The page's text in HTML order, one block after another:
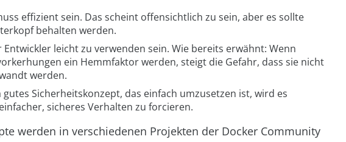
effizient sein. Das scheint offensichtlich zu sein, aber es sollte
behalten werden.
Entwickler leicht zu verwenden sein. Wie bereits erwähnt: Wenn
ein Hemmfaktor werden, steigt die Gefahr, dass sie nicht
werden.
gutes Sicherheitskonzept, das einfach umzusetzen ist, wird es
sicheres Verhalten zu forcieren.
werden in verschiedenen Projekten der Docker Community